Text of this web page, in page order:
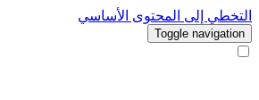
التخطي إلى المحتوى الأساسي
Toggle navigation